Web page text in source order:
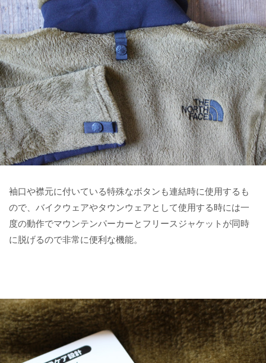
袖口や襟元に付いている特殊なボタンも連結時に使用するも
ので、バイクウェアやタウンウェアとして使用する時には一
度の動作でマウンテンパーカーとフリースジャケットが同時
に脱げるので非常に便利な機能。